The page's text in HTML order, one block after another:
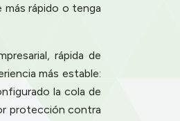
más rápido o tenga
rápida de
más estable:
la cola de
protección contra